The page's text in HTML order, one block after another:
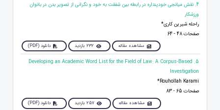
4. نقش میانجی خودپنداره در رابطه بین شفقت به خود و نگرانی از تصویر بدن در بانوان
ورزشکار
راحله شیرین کاری*
صفحات 48 - 64
مشاهده مقاله 232 بازدید دانلود (PDF)
5. Developing an Academic Word List for the Field of Law: A Corpus-Based
Investigation
Rouhollah Karami*
صفحات 65 - 83
مشاهده مقاله 257 بازدید دانلود (PDF)